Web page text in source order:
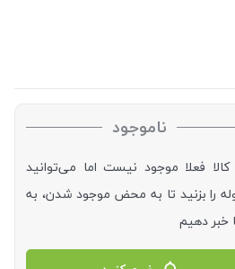
ناموجود
کالا فعلا موجود نیست اما می‌توانید
را بزنید تا به محض موجود شدن، به
خبر دهیم